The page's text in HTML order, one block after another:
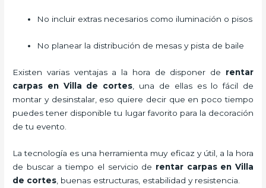
No incluir extras necesarios como iluminación o pisos
No planear la distribución de mesas y pista de baile
Existen varias ventajas a la hora de disponer de rentar
carpas en Villa de cortes , una de ellas es lo fácil de
montar y desinstalar, eso quiere decir que en poco tiempo
puedes tener disponible tu lugar favorito para la decoración
de tu evento.
La tecnología es una herramienta muy eficaz y útil, a la hora
de buscar a tiempo el servicio de rentar carpasen Villa
de cortes , buenas estructuras, estabilidad y resistencia.